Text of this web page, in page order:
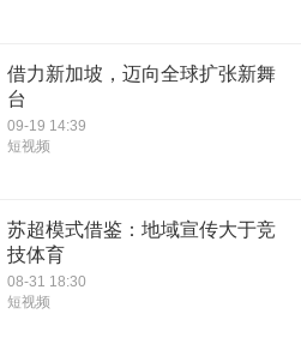
借力新加坡，迈向全球扩张新舞
台
09-19 14:39
短视频
苏超模式借鉴：地域宣传大于竞
技体育
08-31 18:30
短视频